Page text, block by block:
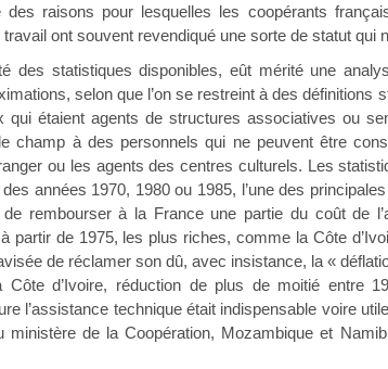
raisons pour lesquelles les coopérants
ont souvent revendiqué une sorte de statut qui
des statistiques disponibles, eût mérité une
selon que l’on se restreint à des définitions
étaient agents de structures associatives ou
champ à des personnels qui ne peuvent être
ou les agents des centres culturels. Les
années 1970, 1980 ou 1985, l’une des
rembourser à la France une partie du coût de
partir de 1975, les plus riches, comme la Côte
de réclamer son dû, avec insistance, la «
d’Ivoire, réduction de plus de moitié entre
l’assistance technique était indispensable voire
de la Coopération, Mozambique et